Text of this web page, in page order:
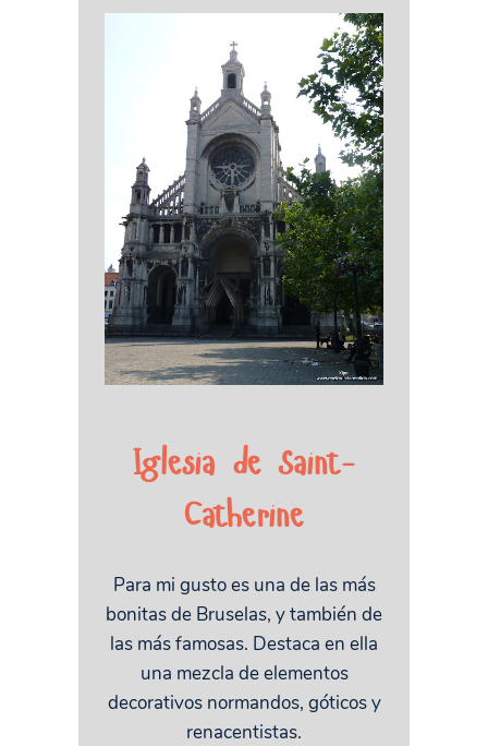
Iglesia de Saint-
Catherine
Para mi gusto es una de las más
bonitas de Bruselas, y también de
las más famosas. Destaca en ella
una mezcla de elementos
decorativos normandos, góticos y
renacentistas.